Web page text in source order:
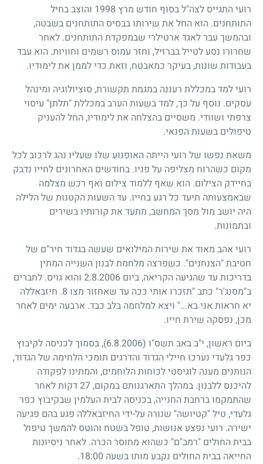
רועי התגייס לצה"ל בסוף חודש מרץ 1998 והוצב בחיל
התותחנים. הוא החל את שירותו בבסיס התותחנים בשבטה,
ובהמשך עבר לאגד ארטילרי שבמפקדת התותחנים. לאחר
שחרורו נסע לטייל בברזיל, וחזר עמוס רשמים וחוויות. הוא עבד
בעבודות שונות, בעיקר כמאבטח, וזאת כדי לממן את לימודיו.
רועי למד במכללת רעננה במגמת תקשורת, סוציולוגיה ומינהל
עסקים. נוסף על כך, למד בשעות הערב במכללת "תלתן" עיסוי
צרפתי ושוודי. משסיים בהצלחה את לימודיו, החל להעניק
טיפולים בשעות הפנאי.
משאת נפשו של רועי הייתה האופנוע שלו שעליו נהג לרכוב לכל
מקום כשהרוח מצליפה על פניו. בחודשים האחרונים לחייו נדבק
בחיידק הצילום. הוא שאף ללמוד צילום ואף רכש מצלמה
שבאמצעותה תיעד כל רגע בחייו. עד השעות הקטנות של הלילה
היה יושב מול מסך המחשב, מתעד את קורותיו בשירים
ובתמונות.
רועי אהב מאוד את שירות המילואים שעשה בגדוד חיר"ם של
חטיבת "הצנחנים". כשפרצה מלחמת לבנון השנייה המתין
בדריכות עד שהגיעה הקריאה, ביום 2.8.2006 והוא גויס. לחברים
ב"מסנג'ר" כתב "תזכרו אותי ככה עד שאחזור מצו 8. חיזבאללה
יא חראות אני בא..." ויצא למלחמה בלב כבד. ארבעה ימים לאחר
מכן, נפסקה שירת חייו.
ביום ראשון, י"ב באב תשס"ו (6.8.2006)
, בסמוך לכניסה לקיבוץ
כפר גלעדי נערכו חיילי הגדוד והדרגים תומכי הלחימה של הגדוד,
הנותנים מענה לוגיסטי לכוחות הלוחמים, והמתינו לפקודה
להיכנס ללבנון. במהלך התארגנותם במקום, 27 דקות לאחר
שהתמקמו ברחבת החנייה, בכניסה לבית העלמין שבקיבוץ כפר
גלעדי, טיל "קטיושה" שנורה על-ידי החיזבאללה פגע בהם פגיעה
ישירה. רועי נפצע אנושות, טופל בשטח והוטס להמשך טיפול
בבית החולים "רמב"ם" כשהוא מחוסר הכרה. לאחר ניסיונות
החייאה בבית החולים נקבע מותו בשעה 18:00.